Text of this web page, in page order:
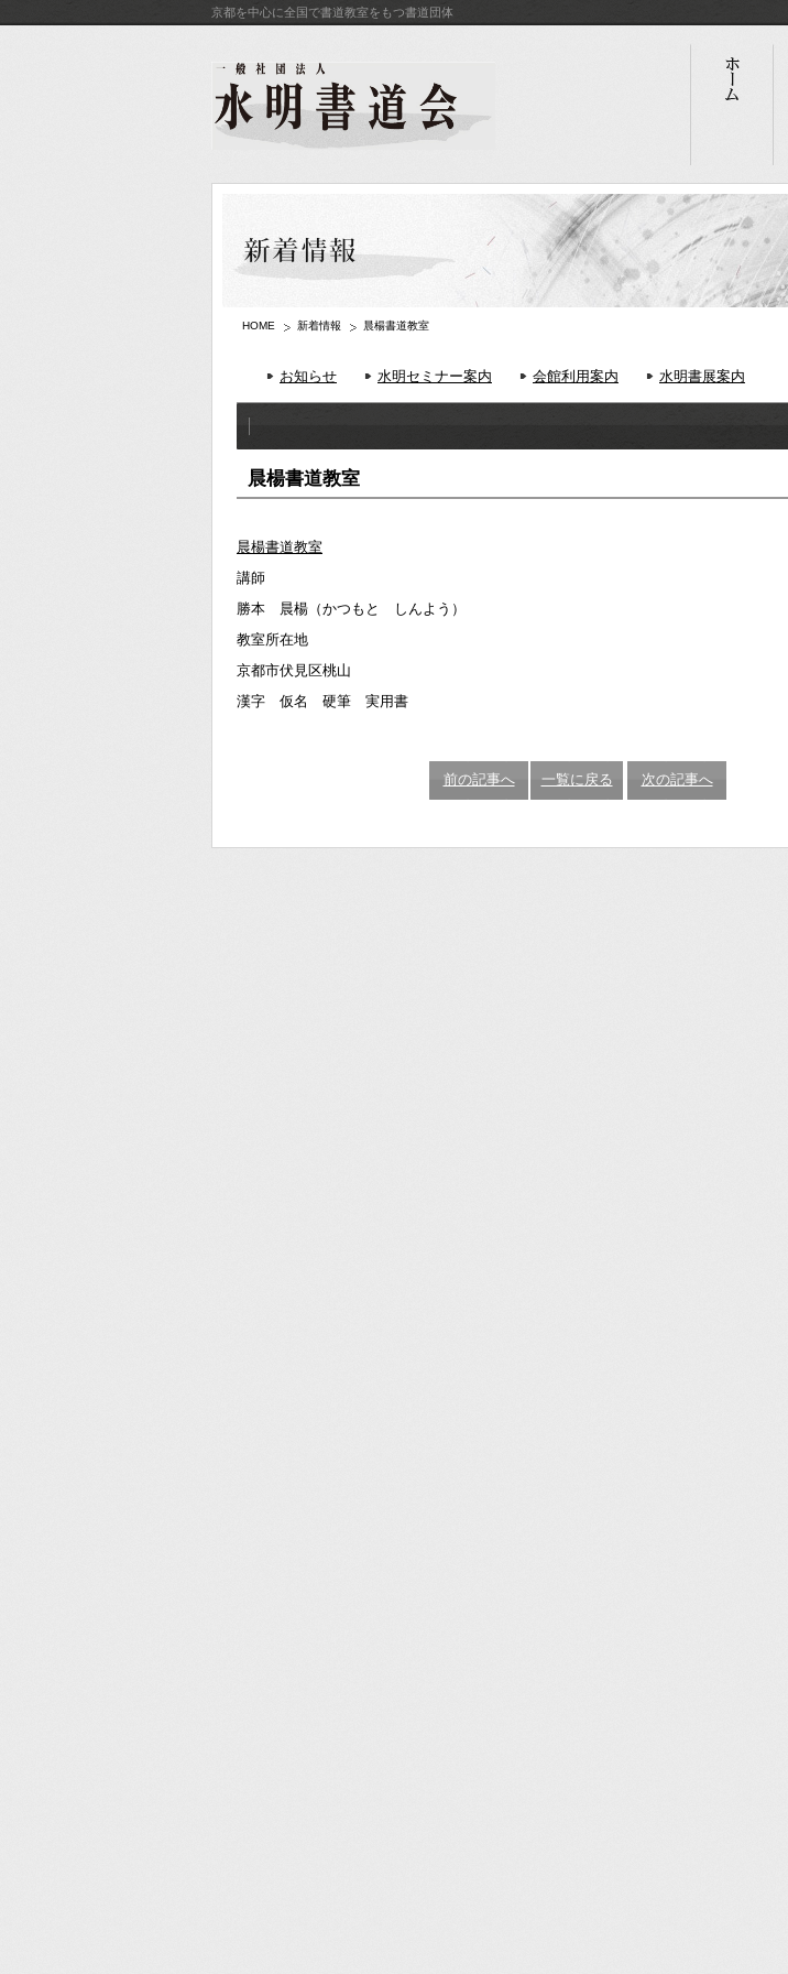
京都を中心に全国で書道教室をもつ書道団体
HOME 新着情報 晨楊書道教室
お知らせ 水明セミナー案内 会館利用案内 水明書展案内
晨楊書道教室
晨楊書道教室
講師
勝本 晨楊（かつもと しんよう）
教室所在地
京都市伏見区桃山
漢字 仮名 硬筆 実用書
前の記事へ 一覧に戻る 次の記事へ